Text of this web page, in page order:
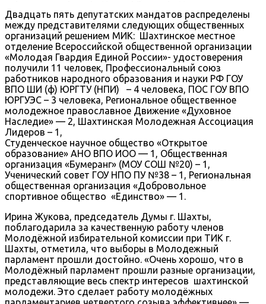
Двадцать пять депутатских мандатов распределены
между представителями следующих общественных
организаций решением МИК: Шахтинское местное
отделение Всероссийской общественной организации
«Молодая Гвардия Единой России»- удостоверения
получили 11 человек, Профессиональный союз
работников народного образования и науки РФ ГОУ
ВПО ШИ (ф) ЮРГТУ (НПИ) – 4 человека, ПОС ГОУ ВПО
ЮРГУЭС – 3 человека, Региональное общественное
молодежное православное Движение «Духовное
Наследие» — 2, Шахтинская Молодежная Ассоциация
Лидеров – 1,
Студенческое научное общество «Открытое
образование» АНО ВПО ИОО — 1, Общественная
организация «Бумеранг» (МОУ СОШ №20) – 1,
Ученический совет ГОУ НПО ПУ №38 – 1, Региональная
общественная организация «Добровольное
спортивное общество «Единство» — 1.
Ирина Жукова, председатель Думы г. Шахты,
поблагодарила за качественную работу членов
Молодёжной избирательной комиссии при ТИК г.
Шахты, отметила, что выборы в Молодежный
парламент прошли достойно. «Очень хорошо, что в
Молодёжный парламент прошли разные организации,
представляющие весь спектр интересов шахтинской
молодежи. Это сделает работу молодёжных